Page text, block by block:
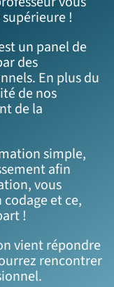
!
un panel de
des
En plus du
de nos
de la
simple,
afin
vous
et ce,
!
vient répondre
rencontrer